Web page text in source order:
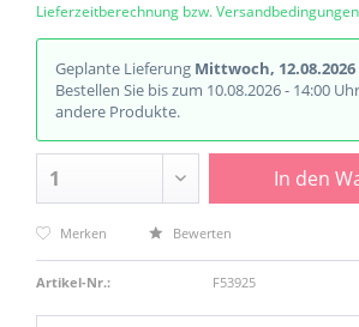
Lieferzeitberechnung bzw. Versandbedingungen
Geplante Lieferung Mittwoch, 12.08.2026
Bestellen Sie bis zum 10.08.2026 - 14:00
andere Produkte.
In den
Merken Bewerten
Artikel-Nr.: F53925